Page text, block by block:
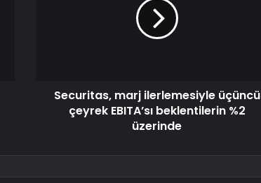
Securitas, marj ilerlemesiyle üçüncü
çeyrek EBITA’sı beklentilerin %2
üzerinde